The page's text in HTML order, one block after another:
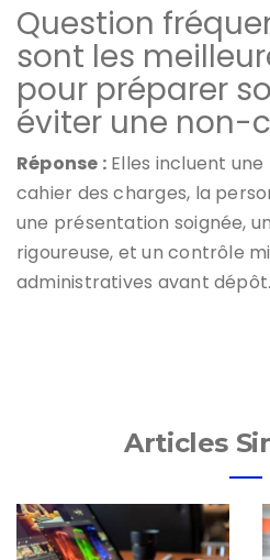
Question
sont les
pour préparer
éviter une non-
Réponse : Elles incluent
cahier des charges, la
une présentation soignée,
rigoureuse, et un contrôle
administratives avant dépôt.
Articles